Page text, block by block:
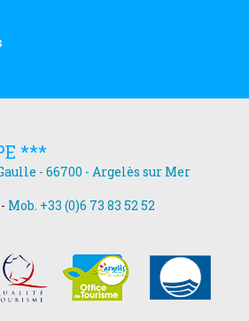
***
- 66700 - Argelès sur Mer
- Mob. +33 (0)6 73 83 52 52